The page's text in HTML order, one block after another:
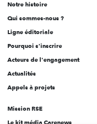
l'engagement
Notre histoire
Qui sommes-nous ?
Ligne éditoriale
Pourquoi s'inscrire
Acteurs de l'engagement
Actualités
Appels à projets
Mission RSE
Le kit média Carenews